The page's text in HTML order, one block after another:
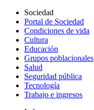
Sociedad
Portal de Sociedad
Condiciones de vida
Cultura
Educación
Grupos poblacionales
Salud
Seguridad pública
Tecnología
Trabajo e ingresos